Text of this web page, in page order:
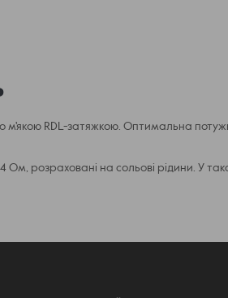
RDL-затяжкою. Оптимальна
розраховані на сольові рідини. У